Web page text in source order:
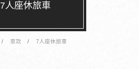
7人座休旅車
車款 7人座休旅車